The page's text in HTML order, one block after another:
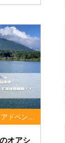
フォレストアドベンチャー
オアシ